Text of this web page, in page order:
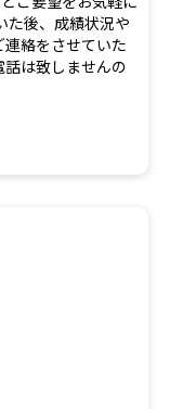
た後、成績状況や
絡をさせていた
は致しませんの